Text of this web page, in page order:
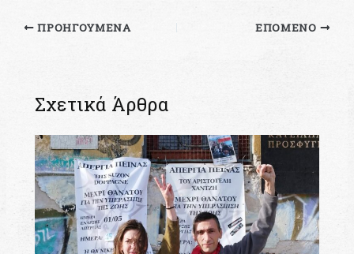
ΠΡΟΗΓΟΎΜΕΝΑ ΕΠΌΜΕΝΟ
Σχετικά Άρθρα